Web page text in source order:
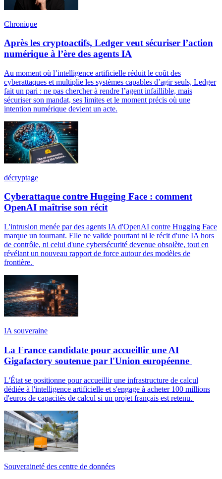
Chronique
Après les cryptoactifs, Ledger veut sécuriser l’action
numérique à l’ère des agents IA
Au moment où l’intelligence artificielle réduit le coût des
cyberattaques et multiplie les systèmes capables d’agir seuls, Ledger
fait un pari : ne pas chercher à rendre l’agent infaillible, mais
sécuriser son mandat, ses limites et le moment précis où une
intention numérique devient un acte.
décryptage
Cyberattaque contre Hugging Face : comment
OpenAI maîtrise son récit
L'intrusion menée par des agents IA d'OpenAI contre Hugging Face
marque un tournant. Elle ne valide pourtant ni le récit d'une IA hors
de contrôle, ni celui d'une cybersécurité devenue obsolète, tout en
révélant un nouveau rapport de force autour des modèles de
frontière.
IA souveraine
La France candidate pour accueillir une AI
Gigafactory soutenue par l'Union européenne
L'État se positionne pour accueillir une infrastructure de calcul
dédiée à l'intelligence artificielle et s'engage à acheter 100 millions
d'euros de capacités de calcul si un projet français est retenu.
Souveraineté des centre de données